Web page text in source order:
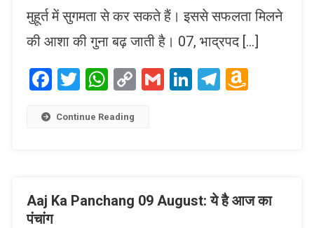
मुहूर्त में सुगमता से कर सकते हैं। इससे सफलता मिलने
की आशा की गुना बढ़ जाती है। 07, भाद्रपद […]
Facebook
Twitter
WhatsApp
CopyGmailLinkedIn
Telegram
Continue Reading
Aaj Ka Panchang 09 August: ये है आज का
पंचांग